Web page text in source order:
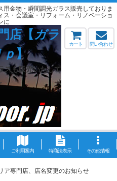
金物・瞬間調光ガラス販売しておりま
・会議室・リフォーム・リノベーショ
に
店【ガラ
ｐ】
スも販売いたして
カート 問い合わせ
ご利用案内 特商法表示 その他情報
ア専門店、店名変更のお知らせ